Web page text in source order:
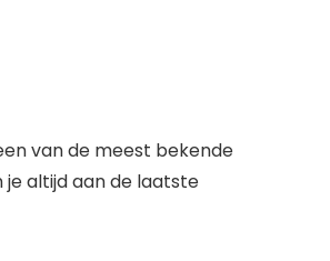
van de meest bekende
je altijd aan de laatste